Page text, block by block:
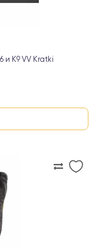
и K9 VV Kratki